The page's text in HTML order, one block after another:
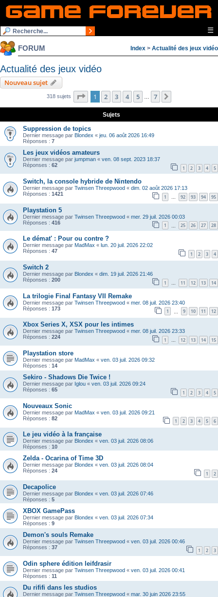
☰
FORUM Index > Actualité des jeux vidéo
Actualité des jeux vidéo
Nouveau sujet
318 sujets Page 1sur7
1 2 3 4 5 … 7
Sujets
Suppression de topics
Dernier message par Blondex « jeu. 06 août 2026 16:49
Réponses : 7
Les jeux vidéos amateurs
Dernier message par jumpman « ven. 08 sept. 2023 18:37
Réponses : 62 1 2 3 4 5
Switch, la console hybride de Nintendo
Dernier message par Twinsen Threepwood « dim. 02 août 2026 17:13
Réponses : 1421 1 … 92 93 94 95
Playstation 5
Dernier message par Twinsen Threepwood « mer. 29 juil. 2026 00:03
Réponses : 416 1 25 26 27 28
Le démat' : Pour ou contre ?
Dernier message par MadMax « lun. 20 juil. 2026 22:02
Réponses : 47 1 2 3 4
Switch 2
Dernier message par Blondex « dim. 19 juil. 2026 21:46
Réponses : 200 1 … 11 12 13 14
La trilogie Final Fantasy VII Remake
Dernier message par Twinsen Threepwood « mer. 08 juil. 2026 23:40
Réponses : 173 1 9 10 11 12
Xbox Series X, XSX pour les intimes
Dernier message par Twinsen Threepwood « mer. 08 juil. 2026 23:33
Réponses : 224 1 … 12 13 14 15
Playstation store
Dernier message par MadMax « ven. 03 juil. 2026 09:32
Réponses : 14
Sekiro - Shadows Die Twice !
Dernier message par Iglou « ven. 03 juil. 2026 09:24
Réponses : 65 1 2 3 4 5
Nouveaux Sonic
Dernier message par MadMax « ven. 03 juil. 2026 09:21
Réponses : 82 1 2 3 4 5 6
Le jeu vidéo à la française
Dernier message par Blondex « ven. 03 juil. 2026 08:06
Réponses : 10
Zelda - Ocarina of Time 3D
Dernier message par Blondex « ven. 03 juil. 2026 08:04
Réponses : 24 1 2
Decapolice
Dernier message par Blondex « ven. 03 juil. 2026 07:46
Réponses : 5
XBOX GamePass
Dernier message par Blondex « ven. 03 juil. 2026 07:34
Réponses : 9
Demon's souls Remake
Dernier message par Twinsen Threepwood « ven. 03 juil. 2026 00:46
Réponses : 37 1 2 3
Odin sphere édition leifdrasir
Dernier message par Twinsen Threepwood « ven. 03 juil. 2026 00:41
Réponses : 11
Du rififi dans les studios
Dernier message par Twinsen Threepwood « mar. 30 juin 2026 23:55